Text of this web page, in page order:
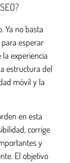
Ya no basta
esperar
la experiencia
estructura del
móvil y la
en esta
corrige
y
El objetivo